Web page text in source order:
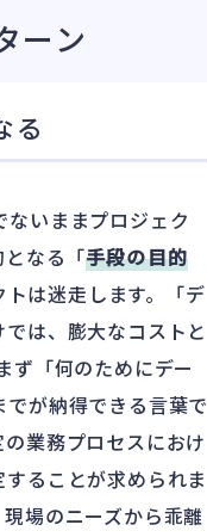
ーン
る
ないままプロジェク
となる「手段の目的
は迷走します。「デ
は、膨大なコストと
ず「何のためにデー
が納得できる言葉で
業務プロセスにおけ
することが求められま
場のニーズから乖離